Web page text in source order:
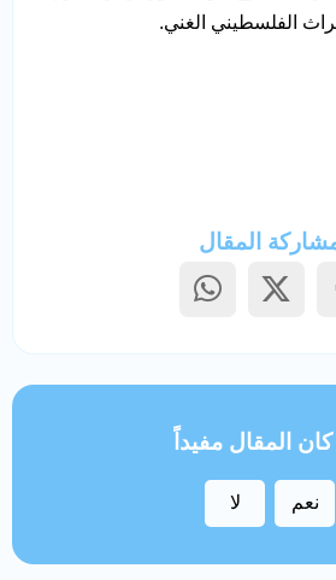
الفلسطيني الغني.
المقال
المقال مفيداً
نعم لا